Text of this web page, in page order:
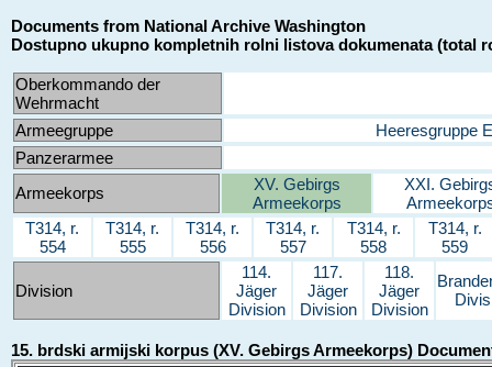
Documents from National Archive Washington
Dostupno ukupno kompletnih rolni listova dokumenata (total
Oberkommando der
Wehrmacht
Armeegruppe
Heeresgruppe E
Panzerarmee
Armeekorps
XV. Gebirgs
Armeekorps
XXI.
T314, r.
554
T314, r.
555
T314, r.
556
T314, r.
557
T314, r.
558
T314, r.
559
Division
114.
Jäger
Division
117.
Jäger
Division
118.
Jäger
Division
15. brdski armijski korpus (XV. Gebirgs Armeekorps)